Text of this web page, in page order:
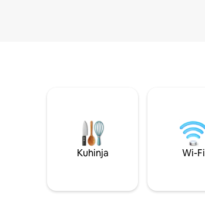
Kuhinja Wi-Fi